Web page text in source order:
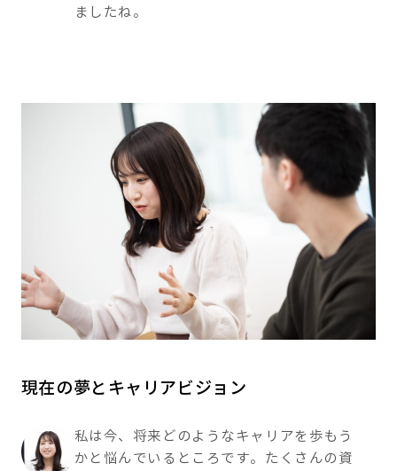
ましたね。
現在の夢とキャリアビジョン
私は今、将来どのようなキャリアを歩もう
かと悩んでいるところです。たくさんの資